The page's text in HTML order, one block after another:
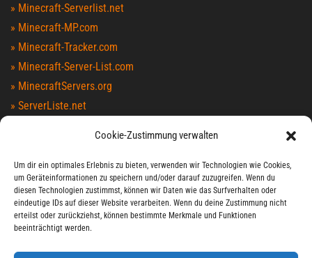
Cookie-Zustimmung verwalten
Um dir ein optimales Erlebnis zu bieten, verwenden wir Technologien wie Cookies,
um Geräteinformationen zu speichern und/oder darauf zuzugreifen. Wenn du
diesen Technologien zustimmst, können wir Daten wie das Surfverhalten oder
eindeutige IDs auf dieser Website verarbeiten. Wenn du deine Zustimmung nicht
erteilst oder zurückziehst, können bestimmte Merkmale und Funktionen
beeinträchtigt werden.
» Minecraft-Serverlist.net
» Minecraft-MP.com
» Minecraft-Tracker.com
» Minecraft-Server-List.com
» MinecraftServers.org
» ServerListe.net
» MinecraftServers100.com
» MCTopList.net
» MCList.eu
» Serverlist.games